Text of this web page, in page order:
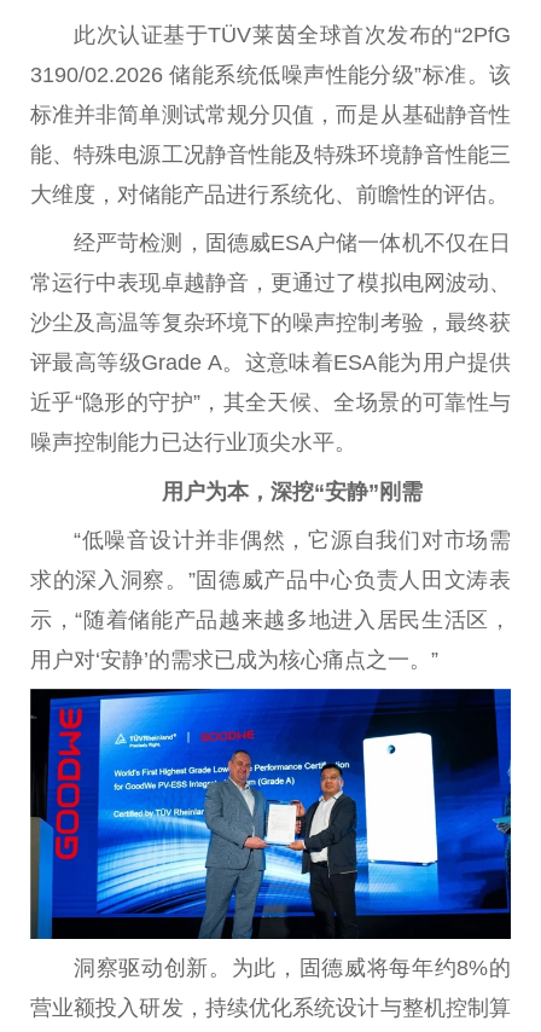
此次认证基于TÜV莱茵全球首次发布的“2PfG
3190/02.2026 储能系统低噪声性能分级”标准。该
标准并非简单测试常规分贝值，而是从基础静音性
能、特殊电源工况静音性能及特殊环境静音性能三
大维度，对储能产品进行系统化、前瞻性的评估。
经严苛检测，固德威ESA户储一体机不仅在日
常运行中表现卓越静音，更通过了模拟电网波动、
沙尘及高温等复杂环境下的噪声控制考验，最终获
评最高等级Grade A。这意味着ESA能为用户提供
近乎“隐形的守护”，其全天候、全场景的可靠性与
噪声控制能力已达行业顶尖水平。
用户为本，深挖“安静”刚需
“低噪音设计并非偶然，它源自我们对市场需
求的深入洞察。”固德威产品中心负责人田文涛表
示，“随着储能产品越来越多地进入居民生活区，
用户对‘安静’的需求已成为核心痛点之一。”
洞察驱动创新。为此，固德威将每年约8%的
营业额投入研发，持续优化系统设计与整机控制算